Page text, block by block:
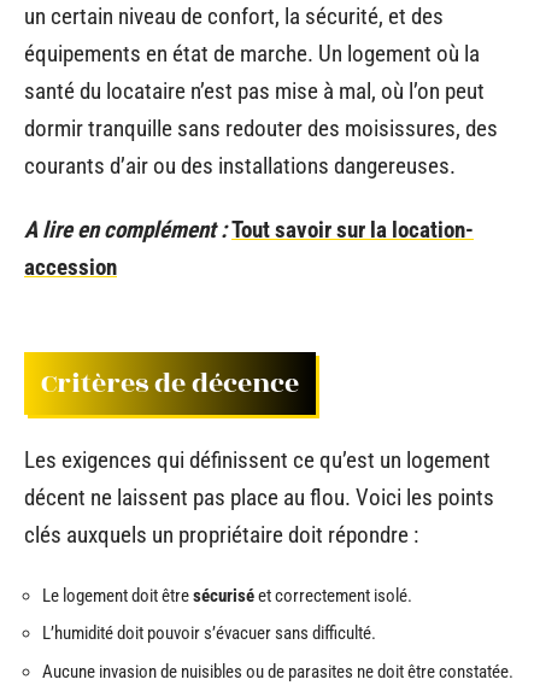
un certain niveau de confort, la sécurité, et des
équipements en état de marche. Un logement où la
santé du locataire n’est pas mise à mal, où l’on peut
dormir tranquille sans redouter des moisissures, des
courants d’air ou des installations dangereuses.
A lire en complément :Tout savoir sur la location-
accession
Critères de décence
Les exigences qui définissent ce qu’est un logement
décent ne laissent pas place au flou. Voici les points
clés auxquels un propriétaire doit répondre :
Le logement doit êtresécuriséet correctement isolé.
L’humidité doit pouvoir s’évacuer sans difficulté.
Aucune invasion de nuisibles ou de parasites ne doit être constatée.